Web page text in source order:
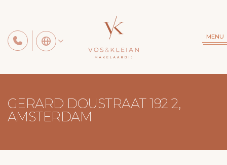
MENU
GERARD DOUSTRAAT 192 2,
AMSTERDAM